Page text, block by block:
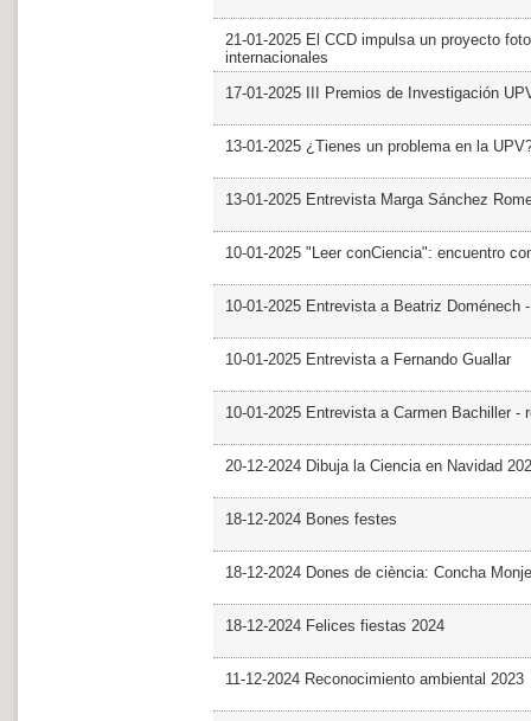
21-01-2025 El CCD impulsa un proyecto
internacionales
17-01-2025 III Premios de Investigación
13-01-2025 ¿Tienes un problema en la
13-01-2025 Entrevista Marga Sánchez
10-01-2025 "Leer conCiencia": encuentro
10-01-2025 Entrevista a Beatriz Doménech
10-01-2025 Entrevista a Fernando Guallar
10-01-2025 Entrevista a Carmen Bachiller -
20-12-2024 Dibuja la Ciencia en Navidad
18-12-2024 Bones festes
18-12-2024 Dones de ciència: Concha Monje
18-12-2024 Felices fiestas 2024
11-12-2024 Reconocimiento ambiental 2023